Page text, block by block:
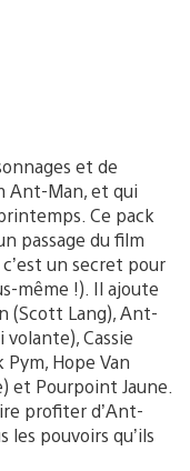
et de
Ant-Man, et qui
Ce pack
passage du film
un secret pour
même !). Il ajoute
(Scott Lang), Ant-
Cassie
Pym, Hope Van
et Pourpoint Jaune.
profiter d’Ant-
les pouvoirs qu’ils